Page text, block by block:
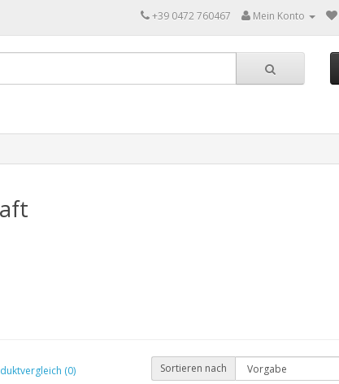
+39 0472 760467 Mein Konto
(0) Sortieren nach